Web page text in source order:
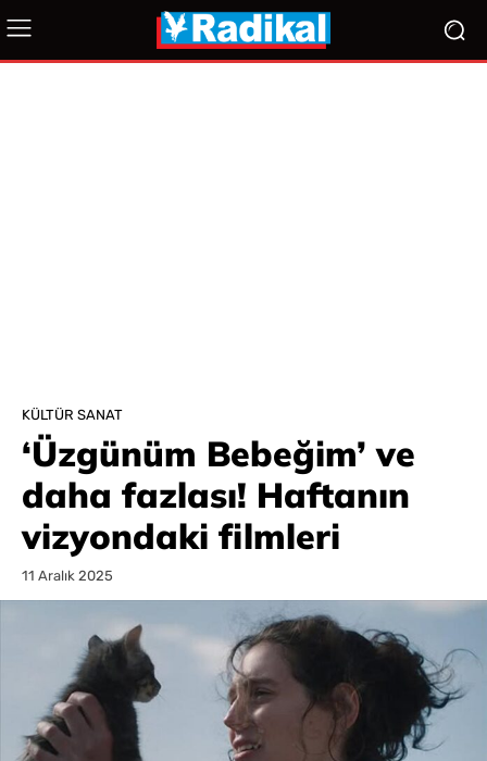
KÜLTÜR SANAT
‘Üzgünüm Bebeğim’ ve
daha fazlası! Haftanın
vizyondaki filmleri
11 Aralık 2025